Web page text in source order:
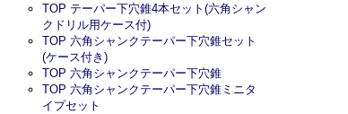
TOP テーパー下穴錐4本セット(六角シャン
クドリル用ケース付)
TOP 六角シャンクテーパー下穴錐セット
(ケース付き)
TOP 六角シャンクテーパー下穴錐
TOP 六角シャンクテーパー下穴錐ミニタ
イプセット